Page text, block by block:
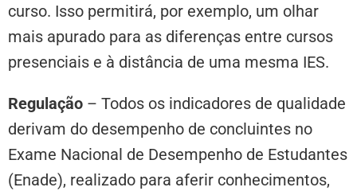
curso. Isso permitirá, por exemplo, um olhar
mais apurado para as diferenças entre cursos
presenciais e à distância de uma mesma IES.
Regulação – Todos os indicadores de qualidade
derivam do desempenho de concluintes no
Exame Nacional de Desempenho de Estudantes
(Enade), realizado para aferir conhecimentos,